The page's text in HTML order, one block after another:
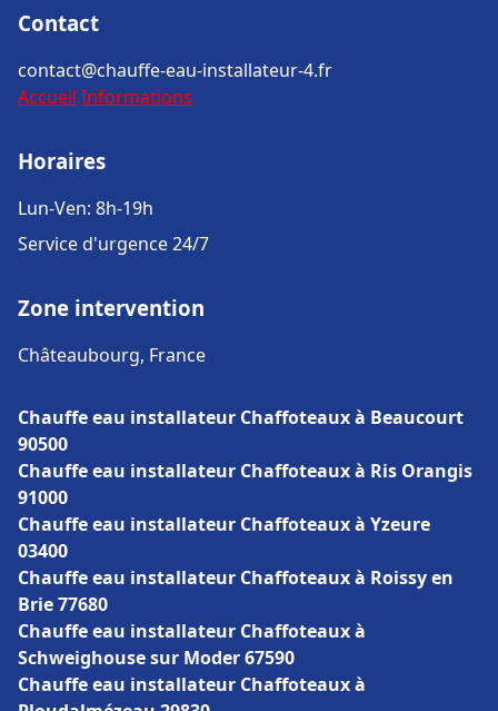
Contact
contact@chauffe-eau-installateur-4.fr
Accueil Informations
Horaires
Lun-Ven: 8h-19h
Service d'urgence 24/7
Zone intervention
Châteaubourg, France
Chauffe eau installateur Chaffoteaux à Beaucourt
90500
Chauffe eau installateur Chaffoteaux à Ris Orangis
91000
Chauffe eau installateur Chaffoteaux à Yzeure
03400
Chauffe eau installateur Chaffoteaux à Roissy en
Brie 77680
Chauffe eau installateur Chaffoteaux à
Schweighouse sur Moder 67590
Chauffe eau installateur Chaffoteaux à